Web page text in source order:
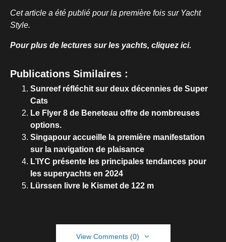
Cet article a été publié pour la première fois sur Yacht
Style.
Pour plus de lectures sur les yachts, cliquez ici.
Publications Similaires :
Sunreef réfléchit sur deux décennies de Super
Cats
Le Flyer 8 de Beneteau offre de nombreuses
options.
Singapour accueille la première manifestation
sur la navigation de plaisance
L’IYC présente les principales tendances pour
les superyachts en 2024
Lürssen livre le Kismet de 122 m
View Comments (0)